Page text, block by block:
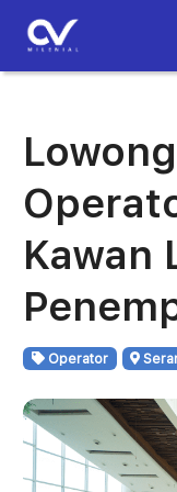
Kawan
Operator